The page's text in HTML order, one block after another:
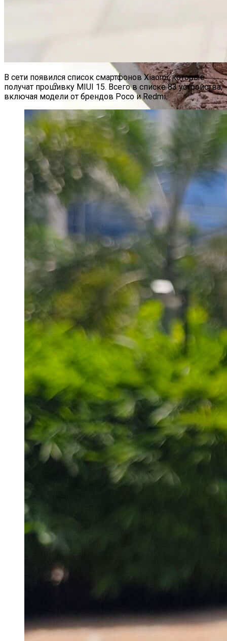
Представлены IPhone 15 Pro И 15 Pro Max –
Титановый Корпус, USB Type-C И
Поддержка Рейтрейсинга
В Чем Достоинства Монтажного
Раствора
В сети появился список смартфонов Xiaomi, которые
получат прошивку MIUI 15. Всего в списке 83 устройства,
включая модели от брендов Poco и Redmi.